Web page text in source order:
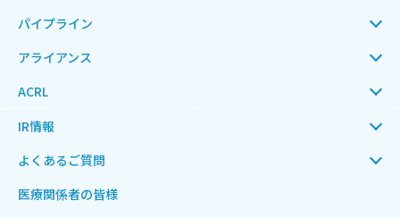
パイプライン
アライアンス
ACRL
IR情報
よくあるご質問
医療関係者の皆様